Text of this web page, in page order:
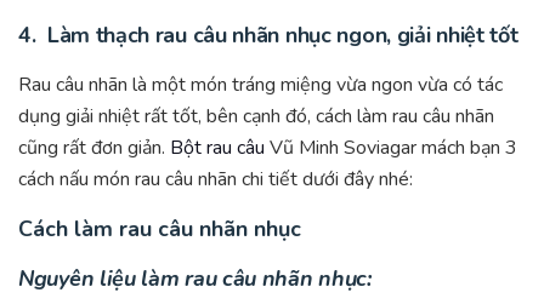
4. Làm thạch rau câu nhãn nhục ngon, giải nhiệt tốt
Rau câu nhãn là một món tráng miệng vừa ngon vừa có tác
dụng giải nhiệt rất tốt, bên cạnh đó, cách làm rau câu nhãn
cũng rất đơn giản. Bột rau câu Vũ Minh Soviagar mách bạn 3
cách nấu món rau câu nhãn chi tiết dưới đây nhé:
Cách làm rau câu nhãn nhục
Nguyên liệu làm rau câu nhãn nhục: